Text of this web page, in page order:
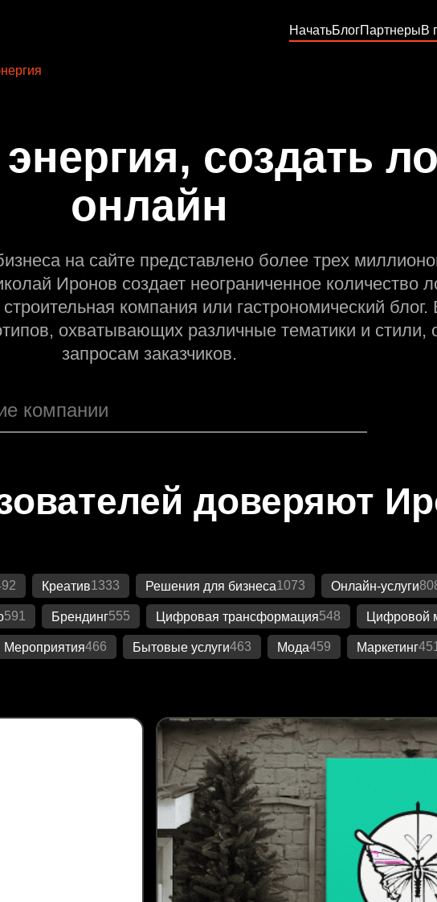
НачатьБлогПартнерыВ
создать
онлайн
на сайте представлено более трех
Иронов создает неограниченное количество
компания или гастрономический
охватывающих различные тематики и стили,
запросам заказчиков.
доверяют
Креатив1333 Решения для бизнеса1073 Онлайн-услуги
591 Брендинг555 Цифровая трансформация548 Цифровой
Мероприятия466 Бытовые услуги463 Мода459 Маркетинг451